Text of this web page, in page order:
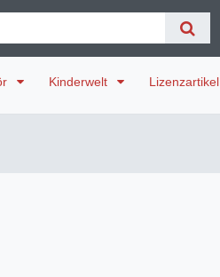
Kinderwelt Lizenzartikel